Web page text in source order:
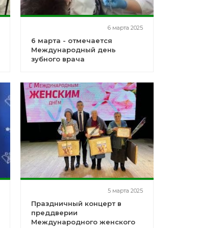
6 марта 2025
6 марта - отмечается
Международный день
зубного врача
5 марта 2025
Праздничный концерт в
преддверии
Международного женского